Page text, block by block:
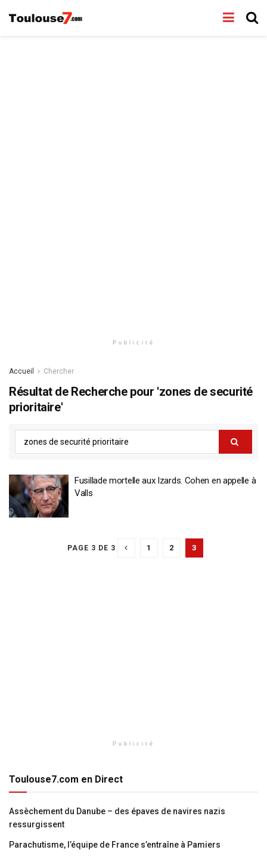
Publicité
Accueil Chercher
Résultat de Recherche pour 'zones de securité
prioritaire'
Fusillade mortelle aux Izards. Cohen en appelle à
Valls
PAGE 3 DE 3 1 2 3
Publicité
Toulouse7.com en Direct
Assèchement du Danube – des épaves de navires nazis
ressurgissent
Parachutisme, l’équipe de France s’entraîne à Pamiers